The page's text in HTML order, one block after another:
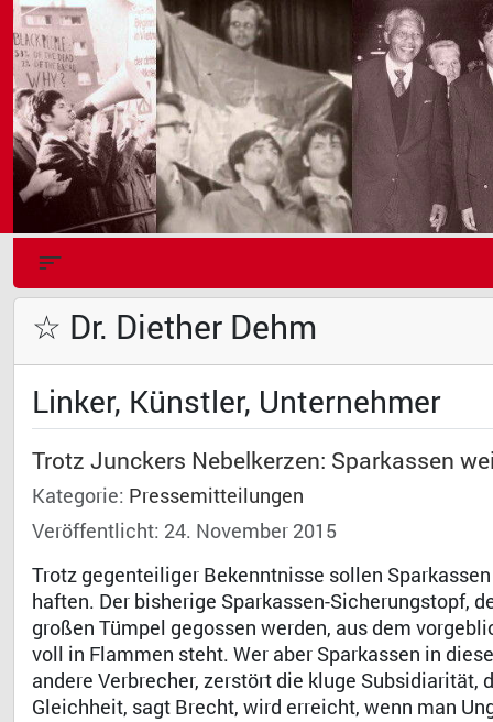
☆ Dr. Diether Dehm
Linker, Künstler, Unternehmer
Trotz Junckers Nebelkerzen: Sparkassen
Kategorie: Pressemitteilungen
Veröffentlicht: 24. November 2015
Trotz gegenteiliger Bekenntnisse sollen
haften. Der bisherige Sparkassen-Sicherungstopf,
großen Tümpel gegossen werden, aus dem
voll in Flammen steht. Wer aber Sparkassen in
andere Verbrecher, zerstört die kluge
Gleichheit, sagt Brecht, wird erreicht, wenn man